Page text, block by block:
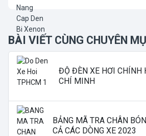
BÀI VIẾT CÙNG CHUYÊN
ĐỘ ĐÈN XE HƠI CHÍNH
CHÍ MINH
BẢNG MÃ TRA CHÂN
CẢ CÁC DÒNG XE 2023